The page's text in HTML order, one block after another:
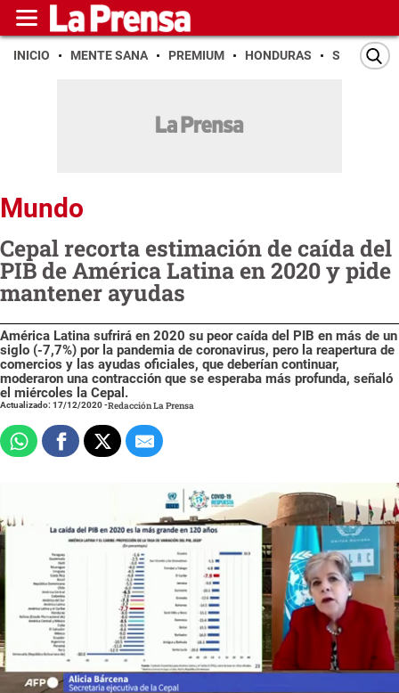
INICIO MENTE SANA PREMIUM HONDURAS SAN PEDRO
Mundo
Cepal recorta estimación de caída del
PIB de América Latina en 2020 y pide
mantener ayudas
América Latina sufrirá en 2020 su peor caída del PIB en más de un
siglo (-7,7%) por la pandemia de coronavirus, pero la reapertura de
comercios y las ayudas oficiales, que deberían continuar,
moderaron una contracción que se esperaba más profunda, señaló
el miércoles la Cepal.
Actualizado: 17/12/2020-Redacción La Prensa